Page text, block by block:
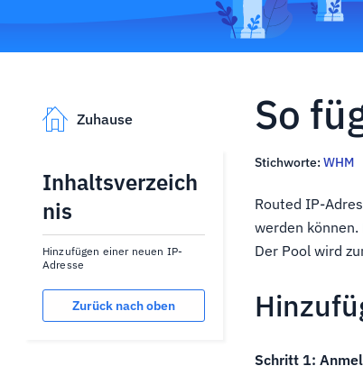
Zuhause
Inhaltsverzeich
nis
Hinzufügen einer neuen IP-
Adresse
Zurück nach oben
So
Stichworte: WHM
Routed IP-
werden
Der Pool wird
Schritt 1: